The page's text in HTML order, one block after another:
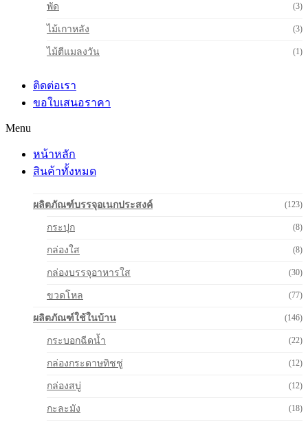
พัด (3)
ไม้เกาหลัง (3)
ไม้ตีแมลงวัน (1)
ติดต่อเรา
ขอใบเสนอราคา
Menu
หน้าหลัก
สินค้าทั้งหมด
ผลิตภัณฑ์บรรจุอเนกประสงค์ (123)
กระปุก (8)
กล่องใส (8)
กล่องบรรจุอาหารใส (30)
ขวดโหล (77)
ผลิตภัณฑ์ใช้ในบ้าน (146)
กระบอกฉีดน้ำ (22)
กล่องกระดาษทิชชู่ (12)
กล่องสบู่ (12)
กะละมัง (18)